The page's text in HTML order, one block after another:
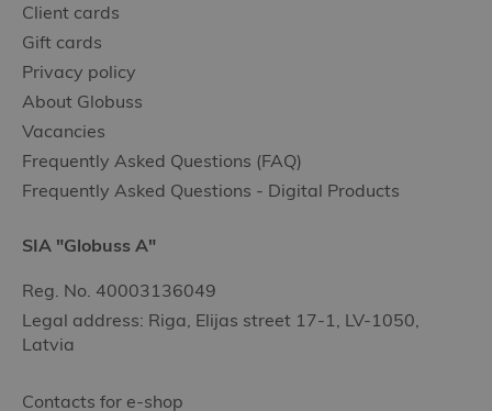
Client cards
Gift cards
Privacy policy
About Globuss
Vacancies
Frequently Asked Questions (FAQ)
Frequently Asked Questions - Digital Products
SIA "Globuss A"
Reg. No. 40003136049
Legal address: Riga, Elijas street 17-1, LV-1050,
Latvia
Contacts for e-shop